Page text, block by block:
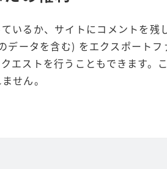
いるか、サイトにコメントを
データを含む) をエクスポート
エストを行うこともできます
せん。